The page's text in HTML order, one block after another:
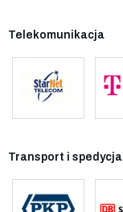
Telekomunikacja
Transport i spedycja